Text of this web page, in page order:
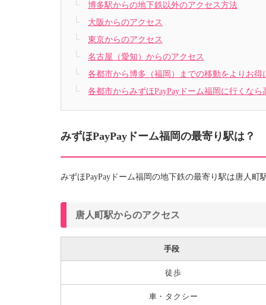
博多駅からの地下鉄以外のアクセス方法
大阪からのアクセス
東京からのアクセス
名古屋（愛知）からのアクセス
各都市から博多（福岡）までの移動をよりお得
各都市からみずほPayPayドーム福岡に行くな
みずほPayPayドーム福岡の最寄り駅は？
みずほPayPayドーム福岡の地下鉄の最寄り駅は唐人
唐人町駅からのアクセス
手段
徒歩
車・タクシー